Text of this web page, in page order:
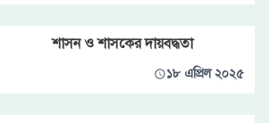
শাসন ও শাসকের দায়বদ্ধতা
১৮ এপ্রিল ২০২৫